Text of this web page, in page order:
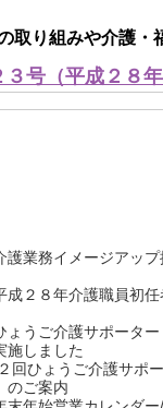
取り組みや介護・
号（平成２８年
業務イメージアップ
２８年介護職員初任
うご介護サポーター
施しました
ょうご介護サポー
のご案内